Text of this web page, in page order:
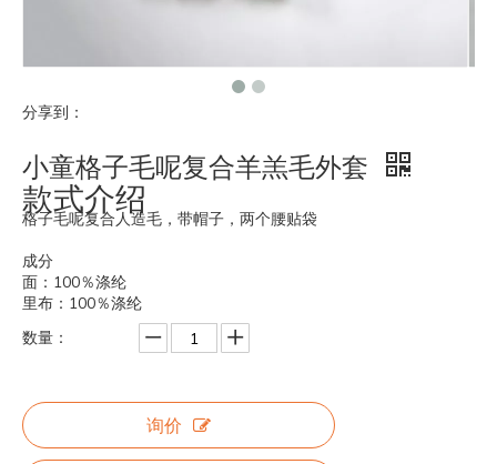
分享到：
小童格子毛呢复合羊羔毛外套
款式介绍
格子毛呢复合人造毛，带帽子，两个腰贴袋
成分
面：100％涤纶
里布：100％涤纶
数量：
询价